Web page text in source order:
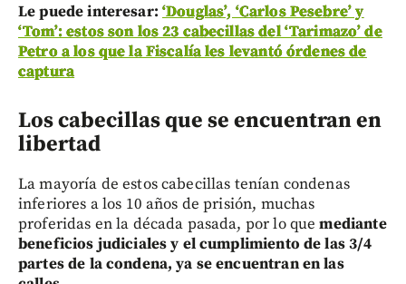
Le puede interesar: ‘Douglas’, ‘Carlos Pesebre’ y
‘Tom’: estos son los 23 cabecillas del ‘Tarimazo’ de
Petro a los que la Fiscalía les levantó órdenes de
captura
Los cabecillas que se encuentran en
libertad
La mayoría de estos cabecillas tenían condenas
inferiores a los 10 años de prisión, muchas
proferidas en la década pasada, por lo quemediante
beneficios judiciales y el cumplimiento de las 3/4
partes de la condena, ya se encuentran en las